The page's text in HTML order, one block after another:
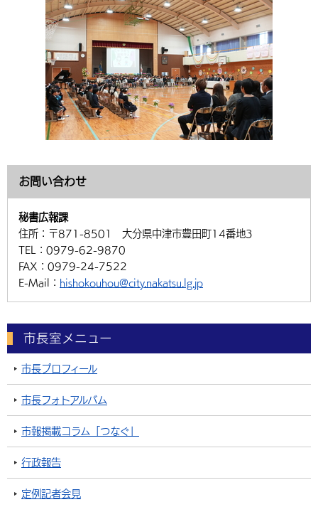
お問い合わせ
秘書広報課
住所： 〒871-8501 大分県中津市豊田町14番地3
TEL： 0979-62-9870
FAX： 0979-24-7522
E-Mail： hishokouhou@city.nakatsu.lg.jp
市長室メニュー
市長プロフィール
市長フォトアルバム
市報掲載コラム「つなぐ」
行政報告
定例記者会見